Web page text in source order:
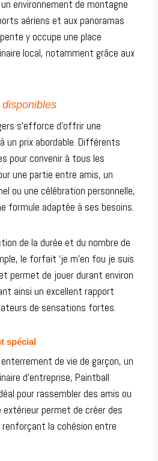
environnement de montagne
aériens et aux panoramas
y occupe une place
local, notamment grâce aux
s’efforce d’offrir une
un prix abordable. Différents
pour convenir à tous les
une partie entre amis, un
ou une célébration personnelle,
formule adaptée à ses besoins.
de la durée et du nombre de
le forfait ‘je m’en fou je suis
permet de jouer durant environ
ainsi un excellent rapport
de sensations fortes.
spécial
de vie de garçon, un
d’entreprise, Paintball
pour rassembler des amis ou
extérieur permet de créer des
la cohésion entre